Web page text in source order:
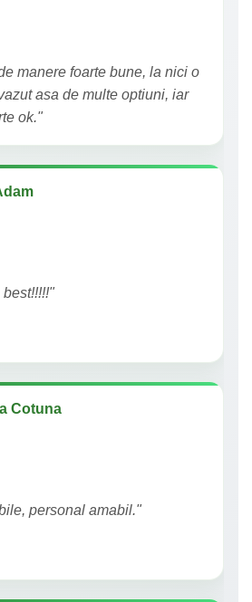
manere foarte bune, la nici o
asa de multe optiuni, iar
ok."
Cotuna
personal amabil."